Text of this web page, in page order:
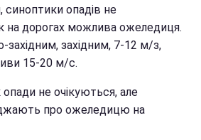
синоптики опадів не
на дорогах можлива ожеледиця.
західним, західним, 7-12 м/з,
15-20 м/с.
опади не очікуються, але
про ожеледицю на